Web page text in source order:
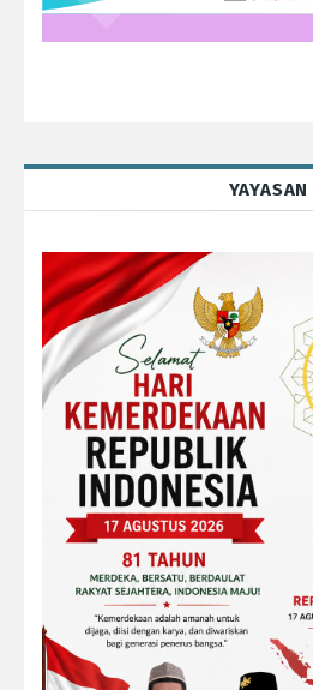
YAYASAN